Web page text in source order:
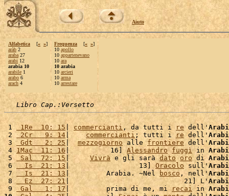
Aiuto
Alfabetica [« »]
aràb 2
araba 27
arabi 12
arabia 10
arabile 1
arabo 6
arach 4
Frequenza [« »]
10 apollo
10 appartenevano
10 ara
10 arabia
10 arcieri
10 arma
10 arrestare
Libro Cap.:Versetto
1 1Re  10: 15 | commercianti , da tutti i re dell'
2 2Cr   9: 14 | commercianti ; tutti i re dell'
3 Gdt   2: 25 | mezzogiorno alle frontiere dell'
4 1Mac  11: 16|          16] Alessandro fuggì in
5 Sal  72: 15 | Vivrà e gli sarà dato oro di
6
  Is  21: 13
|                 13] Oracolo sull'
7
  Is  21: 13
|         Arabia. ~Nel bosco , nell'
8
  Ez  27: 21
|                            21] L'
9 Gal   1: 17|         prima di me, mi recai in